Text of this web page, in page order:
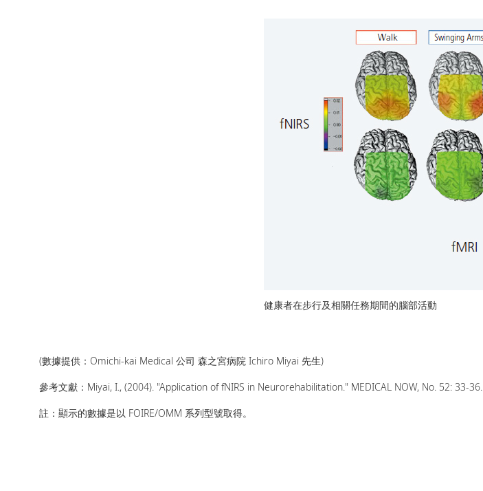
健康者在步行及相關任務期間的腦部活動
(數據提供：Omichi-kai Medical 公司 森之宮病院 Ichiro Miyai 先生)
參考文獻：Miyai, I., (2004). "Application of fNIRS in Neurorehabilitation." MEDICAL NOW, No. 52: 33-36.
註：顯示的數據是以 FOIRE/OMM 系列型號取得。